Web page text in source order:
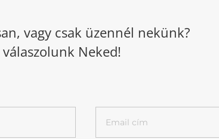
vagy csak üzennél nekünk?
Neked!